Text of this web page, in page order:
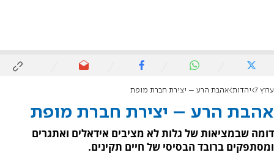
ערוץ 7 יהדות אהבת הרע – יצירת חברת מופת
אהבת הרע – יצירת חברת מופת
דומה שבמציאות של גלות לא מציבים אידאלים ואתגרים
ומסתפקים ברובד הבסיסי של חיים תקינים.